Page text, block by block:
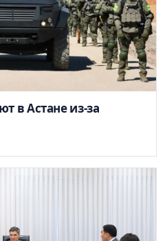
в Астане из-за